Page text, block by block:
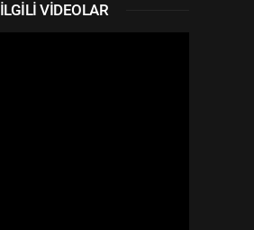
İLGILI VIDEOLAR